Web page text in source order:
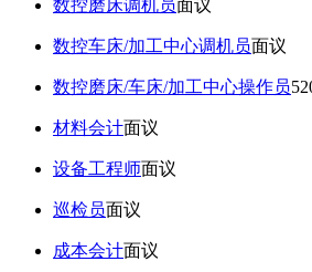
数控磨床调机员面议
数控车床/加工中心调机员面议
数控磨床/车床/加工中心操作员
材料会计面议
设备工程师面议
巡检员面议
成本会计面议